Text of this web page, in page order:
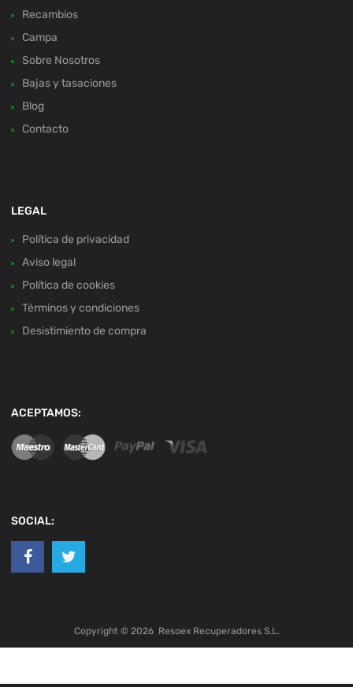
Recambios
Campa
Sobre Nosotros
Bajas y tasaciones
Blog
Contacto
LEGAL
Política de privacidad
Aviso legal
Política de cookies
Términos y condiciones
Desistimiento de compra
ACEPTAMOS:
SOCIAL:
Copyright © 2026 Resoex Recuperadores S.L.